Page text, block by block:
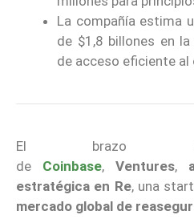
La compañía estima
de $1,8 billones en
de acceso eficiente
El brazo de
de Coinbase, Ventures,
estratégica en Re, una
mercado global de